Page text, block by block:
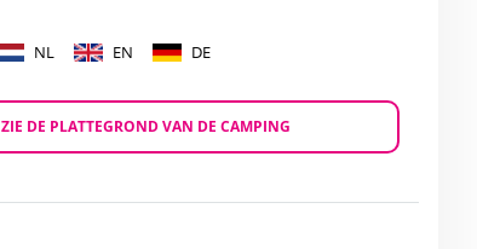
NL EN DE
ZIE DE PLATTEGROND VAN DE CAMPING